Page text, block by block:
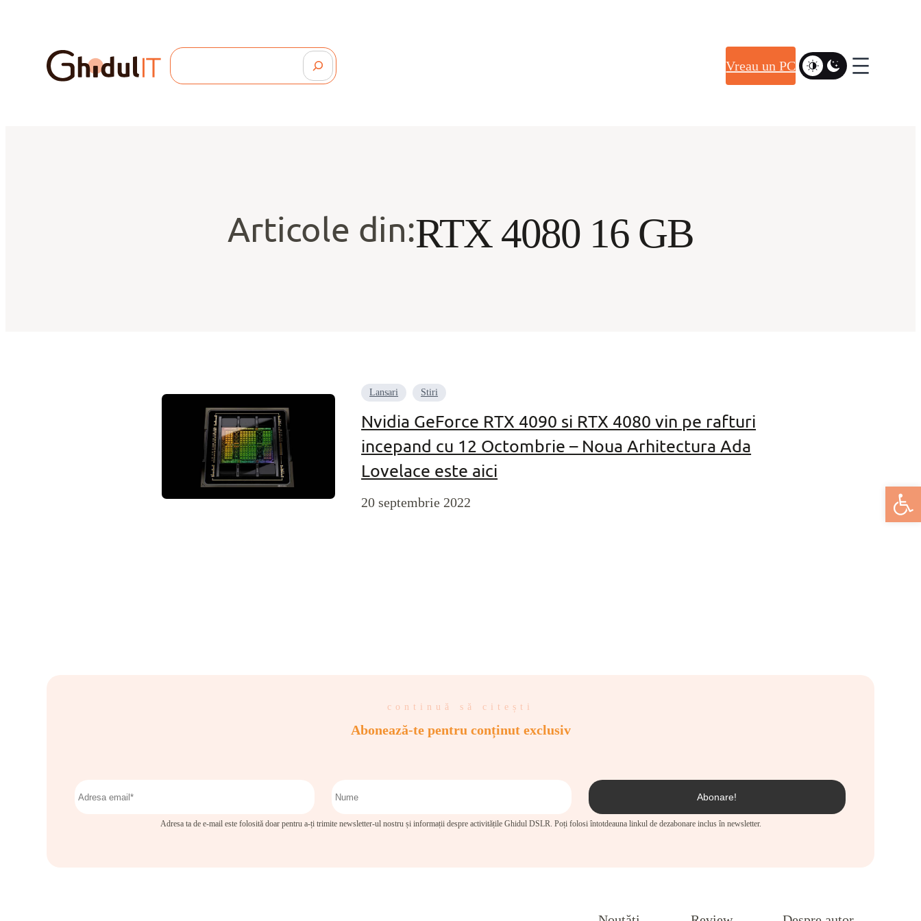
Deschide
Search
Vreau un PC
Articole din:RTX 4080 16 GB
Lansari Stiri
Nvidia GeForce RTX 4090 si RTX 4080 vin pe rafturi
incepand cu 12 Octombrie – Noua Arhitectura Ada
Lovelace este aici
20 septembrie 2022
continuă să citești
Abonează-te pentru conținut exclusiv
Adresa ta de e-mail este folosită doar pentru a-ți trimite newsletter-ul nostru și informații despre activitățile Ghidul DSLR. Poți folosi întotdeauna linkul de dezabonare inclus în newsletter.